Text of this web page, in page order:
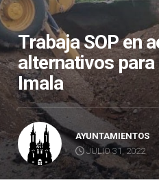
Trabaja SOP en
alternativos para
Imala
AYUNTAMIENTOS
JULIO 31, 2022